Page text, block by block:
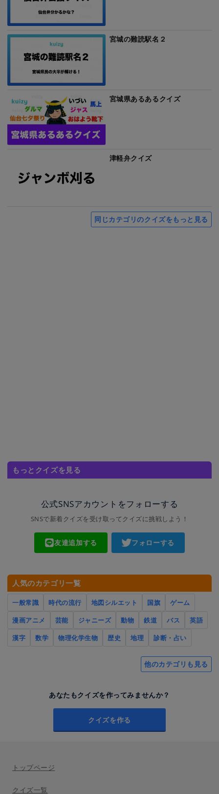
宮城の難読駅名２
宮城県あるあるクイズ
津軽弁クイズ
同じカテゴリのクイズをもっと見る
もっとクイズを見る
公式SNSアカウントをフォローする
SNSで新着クイズを受け取ってクイズに挑戦しよう！
友達追加する フォローする
人気のカテゴリ一覧
一般常識 時代の流行 地図シルエット 国旗
ゲーム
漫画アニメ
芸能 ジャニーズ 動物 鉄道 バス
英語
漢字
数学 物理化学生物 歴史 地理 診断・占い
他のカテゴリも見る
あなたもクイズを作ってみませんか？
クイズを作る
トップページ
クイズ一覧